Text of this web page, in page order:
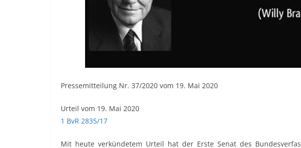
Pressemitteilung Nr. 37/2020 vom 19. Mai 2020
Urteil vom 19. Mai 2020
1 BvR 2835/17
Mit heute verkündetem Urteil hat der Erste Senat des